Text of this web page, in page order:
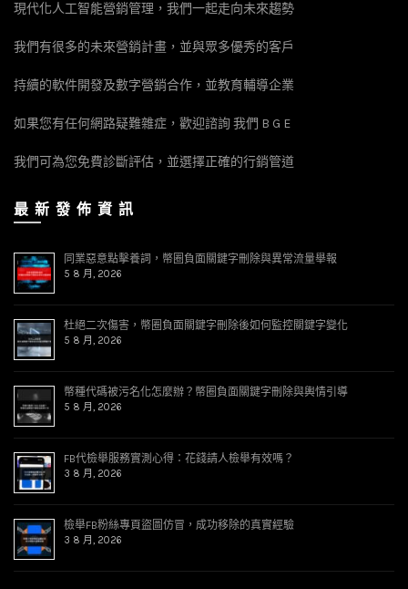
現代化人工智能營銷管理，我們一起走向未來趨勢
我們有很多的未來營銷計畫，並與眾多優秀的客戶
持續的軟件開發及數字營銷合作，並教育輔導企業
如果您有任何網路疑難雜症，歡迎諮詢 我們 B G E
我們可為您免費診斷評估，並選擇正確的行銷管道
最 新 發 佈 資 訊
同業惡意點擊養詞，幣圈負面關鍵字刪除與異常流量舉報
5 8 月, 2026
杜絕二次傷害，幣圈負面關鍵字刪除後如何監控關鍵字變化
5 8 月, 2026
幣種代碼被污名化怎麼辦？幣圈負面關鍵字刪除與輿情引導
5 8 月, 2026
FB代檢舉服務實測心得：花錢請人檢舉有效嗎？
3 8 月, 2026
檢舉FB粉絲專頁盜圖仿冒，成功移除的真實經驗
3 8 月, 2026